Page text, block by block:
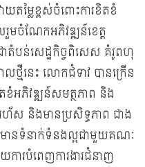
ាយតម្លៃខ្ពស់ចំពោះការខិតខំ
មចំណែកអភិវឌ្ឍន៍ខេត្ត
តំបន់សេដ្ឋកិច្ចពិសេស គំរូពហុ
ថ្មីនេះ លោកជំទាវ បានក្រើន
តខំអភិវឌ្ឍន៍សមត្ថភាព និង
ស និងមានប្រសិទ្ធភាព ជាង
អ មានទំនាក់ទំនងល្អជាមួយគណៈ
ារបំពេញការងារជំនាញ